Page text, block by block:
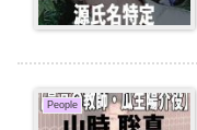
People